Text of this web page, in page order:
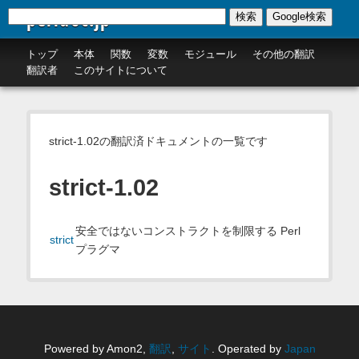
perldoc.jp
トップ 本体 関数 変数 モジュール
その他の翻訳
翻訳者
このサイトについて
検索 Google検索
strict-1.02の翻訳済ドキュメントの一覧です
strict-1.02
strict
安全ではないコンストラクトを制限する Perl
プラグマ
Powered by Amon2, 翻訳 サイト . Operated by Japan